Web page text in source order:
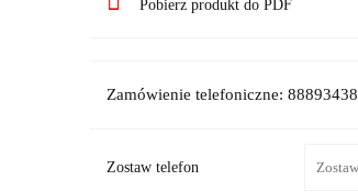
Pobierz produkt do PDF
Zamówienie telefoniczne:
Zostaw telefon